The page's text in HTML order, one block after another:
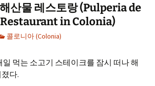
산물 레스토랑 (Pulperia de
in Colonia)
콜로니아 (Colonia)
먹는 소고기 스테이크를 잠시 떠나 해
다.